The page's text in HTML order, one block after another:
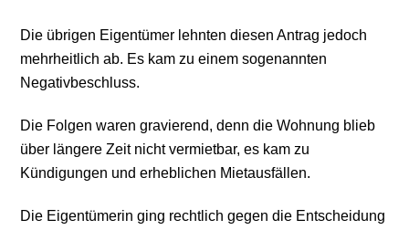
Die übrigen Eigentümer lehnten diesen Antrag jedoch
mehrheitlich ab. Es kam zu einem sogenannten
Negativbeschluss.
Die Folgen waren gravierend, denn die Wohnung blieb
über längere Zeit nicht vermietbar, es kam zu
Kündigungen und erheblichen Mietausfällen.
Die Eigentümerin ging rechtlich gegen die Entscheidung